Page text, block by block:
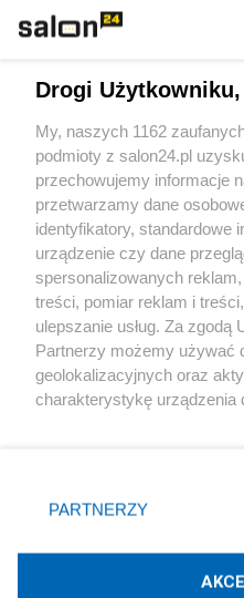
Sport
Społeczeństwo
Kultura
X Facebook
Drogi Użytkowniku,
My, naszych 1162
podmioty z salon24.pl
przechowujemy informacje
przetwarzamy dane
identyfikatory, standardowe
urządzenie czy dane
spersonalizowanych
treści, pomiar reklam i
ulepszanie usług. Za
Partnerzy możemy używać
geolokalizacyjnych oraz
charakterystykę urządzenia
zmienić/wycofać klikając
znajdujący się w lewym
rodzaje przetwarzania
użytkownika, ale masz
PARTNERZY